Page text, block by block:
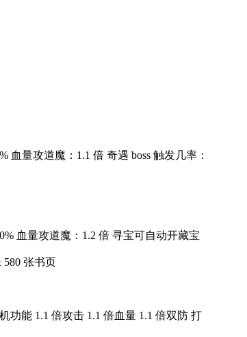
血量攻道魔：1.1 倍 奇遇 boss 触发几率：
血量攻道魔：1.2 倍 寻宝可自动开藏宝
580 张书页
功能 1.1 倍攻击 1.1 倍血量 1.1 倍双防 打